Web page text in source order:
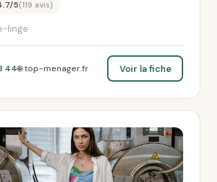
5(119 avis)
linge
44🌐 top-menager.fr Voir la fiche